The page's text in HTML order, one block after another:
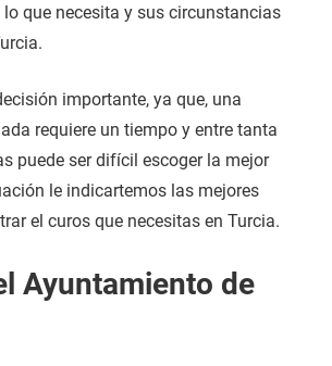
lo que necesita y sus circunstancias
importante, ya que, una
requiere un tiempo y entre tanta
puede ser difícil escoger la mejor
le indicartemos las mejores
el curos que necesitas en Turcia.
Ayuntamiento de